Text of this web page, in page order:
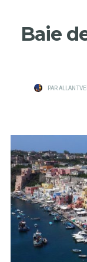
Baie
PAR